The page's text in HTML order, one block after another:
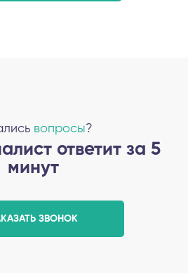
вопросы?
ответит за 5
минут
ЗВОНОК